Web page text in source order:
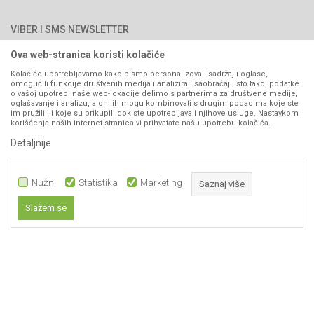
Kontakt
Pravo na odustajanje
Reklamacije
Povraćaj sredstava
Zamjena artikala
Plaćanje karticama
VIBER I SMS NEWSLETTER
PRATITE NAS
Ova web-stranica koristi kolačiće
Kolačiće upotrebljavamo kako bismo personalizovali sadržaj i oglase,
omogućili funkcije društvenih medija i analizirali saobraćaj. Isto tako, podatke
o vašoj upotrebi naše web-lokacije delimo s partnerima za društvene medije,
oglašavanje i analizu, a oni ih mogu kombinovati s drugim podacima koje ste
im pružili ili koje su prikupili dok ste upotrebljavali njihove usluge. Nastavkom
korišćenja naših internet stranica vi prihvatate našu upotrebu kolačića.
Detaljnije
Nužni Statistika Marketing Saznaj više
Slažem se